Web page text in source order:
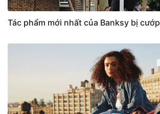
Tác phẩm mới nhất của Banksy bị